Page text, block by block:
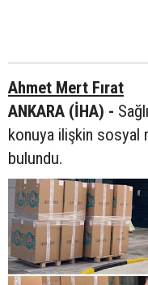
Ahmet Mert Fırat
ANKARA (İHA) -
konuya ilişkin sosyal
bulundu.